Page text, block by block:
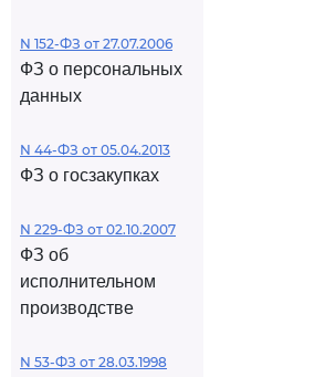
N 152-ФЗ от 27.07.2006
ФЗ о персональных
данных
N 44-ФЗ от 05.04.2013
ФЗ о госзакупках
N 229-ФЗ от 02.10.2007
ФЗ об
исполнительном
производстве
N 53-ФЗ от 28.03.1998